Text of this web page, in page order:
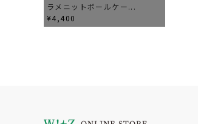
ラメニットボールケー...
¥4,400